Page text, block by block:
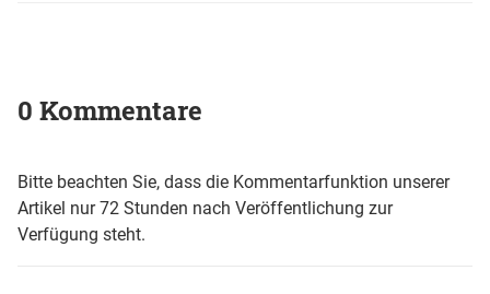
0 Kommentare
Bitte beachten Sie, dass die Kommentarfunktion unserer
Artikel nur 72 Stunden nach Veröffentlichung zur
Verfügung steht.